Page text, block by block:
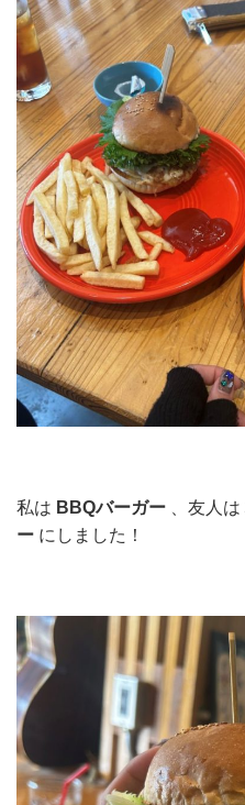
私は BBQバーガー 、友人は
ー にしました！